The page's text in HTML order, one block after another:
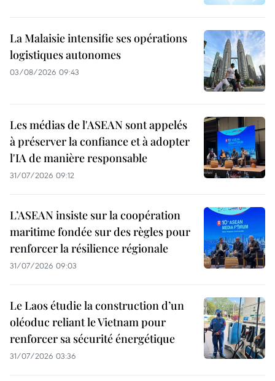
La Malaisie intensifie ses opérations
logistiques autonomes
03/08/2026 09:43
Les médias de l'ASEAN sont appelés
à préserver la confiance et à adopter
l'IA de manière responsable
31/07/2026 09:12
L’ASEAN insiste sur la coopération
maritime fondée sur des règles pour
renforcer la résilience régionale
31/07/2026 09:03
Le Laos étudie la construction d’un
oléoduc reliant le Vietnam pour
renforcer sa sécurité énergétique
31/07/2026 03:36